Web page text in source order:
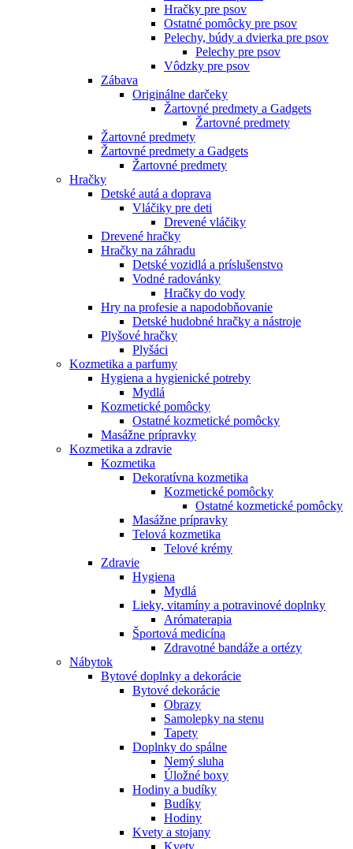
Hračky pre psov
Ostatné pomôcky pre psov
Pelechy, búdy a dvierka pre psov
Pelechy pre psov
Vôdzky pre psov
Zábava
Originálne darčeky
Žartovné predmety a Gadgets
Žartovné predmety
Žartovné predmety
Žartovné predmety a Gadgets
Žartovné predmety
Hračky
Detské autá a doprava
Vláčiky pre deti
Drevené vláčiky
Drevené hračky
Hračky na záhradu
Detské vozidlá a príslušenstvo
Vodné radovánky
Hračky do vody
Hry na profesie a napodobňovanie
Detské hudobné hračky a nástroje
Plyšové hračky
Plyšáci
Kozmetika a parfumy
Hygiena a hygienické potreby
Mydlá
Kozmetické pomôcky
Ostatné kozmetické pomôcky
Masážne prípravky
Kozmetika a zdravie
Kozmetika
Dekoratívna kozmetika
Kozmetické pomôcky
Ostatné kozmetické pomôcky
Masážne prípravky
Telová kozmetika
Telové krémy
Zdravie
Hygiena
Mydlá
Lieky, vitamíny a potravinové doplnky
Arómaterapia
Športová medicína
Zdravotné bandáže a ortézy
Nábytok
Bytové doplnky a dekorácie
Bytové dekorácie
Obrazy
Samolepky na stenu
Tapety
Doplnky do spálne
Nemý sluha
Úložné boxy
Hodiny a budíky
Budíky
Hodiny
Kvety a stojany
Kvety